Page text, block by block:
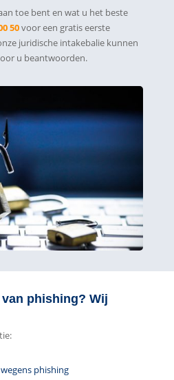
toe bent en wat u het beste
50voor een gratis eerste
juridische intakebalie kunnen
u beantwoorden.
phishing? Wij
phishing